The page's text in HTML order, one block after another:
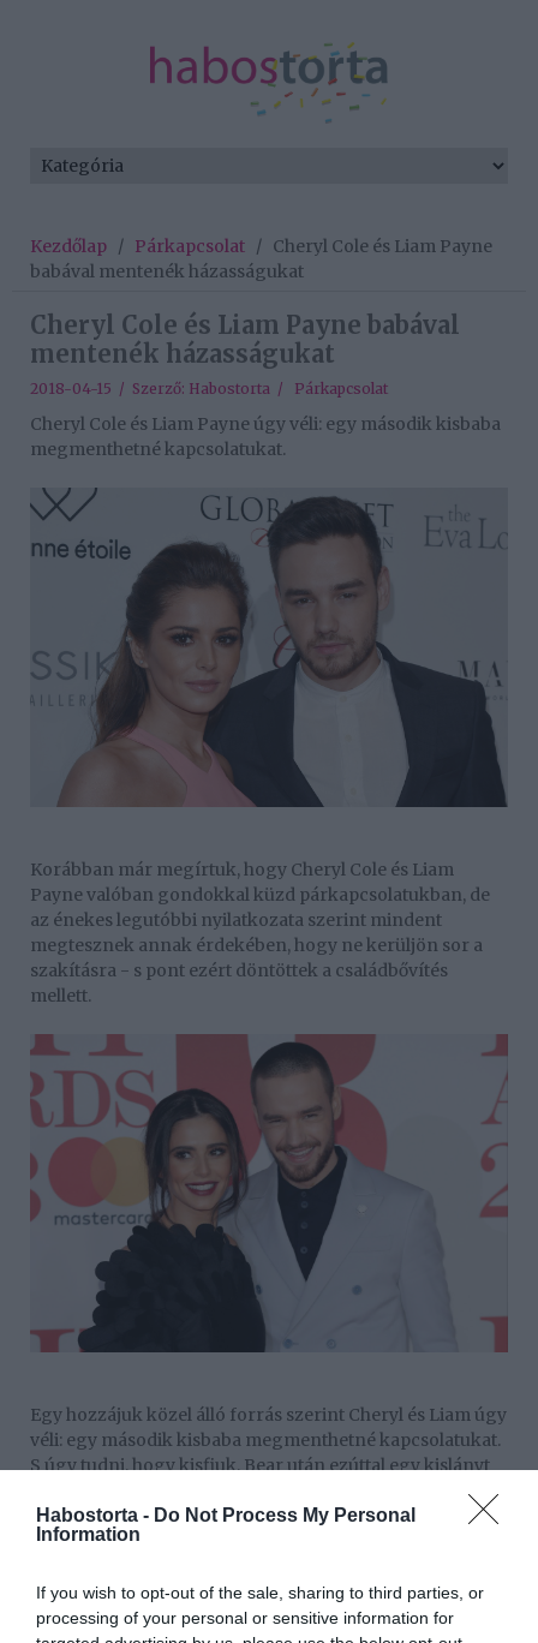
Habostorta - Do Not Process My Personal
Information
If you wish to opt-out of the sale, sharing to third parties, or
processing of your personal or sensitive information for
Kezdőlap / Párkapcsolat / Cheryl Cole és Liam Payne
babával mentenék házasságukat
Cheryl Cole és Liam Payne babával
mentenék házasságukat
2018-04-15 / Szerző: Habostorta / Párkapcsolat
Cheryl Cole és Liam Payne úgy véli: egy második kisbaba
megmenthetné kapcsolatukat.
Korábban már megírtuk, hogy Cheryl Cole és Liam
Payne valóban gondokkal küzd párkapcsolatukban, de
az énekes legutóbbi nyilatkozata szerint mindent
megtesznek annak érdekében, hogy ne kerüljön sor a
szakításra - s pont ezért döntöttek a családbővítés
mellett.
Egy hozzájuk közel álló forrás szerint Cheryl és Liam úgy
véli: egy második kisbaba megmenthetné kapcsolatukat.
S úgy tudni, hogy kisfiuk, Bear után ezúttal egy kislányt
Bear egyébként márciusban töltötte be első életévét: